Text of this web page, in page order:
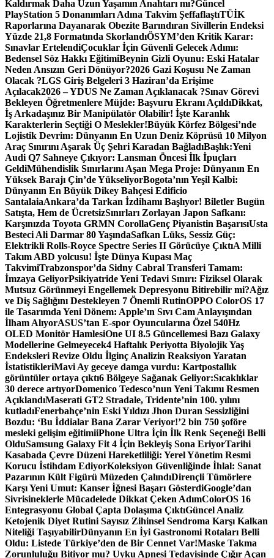
Kaldırmak Daha Uzun Yaşamın Anahtarı mı?Güncel
PlayStation 5 Donanımları Adına Takvim ŞeffaflaştıTÜİK
Raporlarına Dayanarak Obezite Barındıran Sivillerin Endeksi
Yüzde 21,8 Formatında SkorlandıÖSYM’den Kritik Karar:
Sınavlar ErtelendiÇocuklar İçin Güvenli Gelecek Adımı:
Bedensel Söz Hakkı EğitimiBeynin Gizli Oyunu: Eski Hatalar
Neden Ansızın Geri Dönüyor?2026 Gazi Koşusu Ne Zaman
Olacak ?LGS Giriş Belgeleri 3 Haziran’da Erişime
Açılacak2026 – YDUS Ne Zaman Açıklanacak ?Sınav Görevi
Bekleyen Öğretmenlere Müjde: Başvuru Ekranı AçıldıDikkat,
İş Arkadaşınız Bir Manipülatör Olabilir! İşte Karanlık
Karakterlerin Seçtiği O Meslekler!Büyük Körfez Bölgesi’nde
Lojistik Devrim: Dünyanın En Uzun Deniz Köprüsü 10 Milyon
Araç Sınırını Aşarak Üç Şehri Karadan BağladıBaşlık:Yeni
Audi Q7 Sahneye Çıkıyor: Lansman Öncesi İlk İpuçları
GeldiMühendislik Sınırlarını Aşan Mega Proje: Dünyanın En
Yüksek Barajı Çin’de YükseliyorBogota’nın Yeşil Kalbi:
Dünyanın En Büyük Dikey Bahçesi Edificio
SantalaiaAnkara’da Tarkan İzdihamı Başlıyor! Biletler Bugün
Satışta, Hem de ÜcretsizSınırları Zorlayan Japon Safkanı:
Karşınızda Toyota GRMN CorollaGenç Piyanistin BaşarısıUsta
Besteci Ali Darmar 80 YaşındaSafkan Lüks, Sessiz Güç:
Elektrikli Rolls-Royce Spectre Series II Görücüye ÇıktıA Milli
Takım ABD yolcusu! İşte Dünya Kupası Maç
TakvimiTrabzonspor’da Sidny Cabral Transferi Tamam:
İmzaya GeliyorPsikiyatride Yeni Tedavi Sınırı: Fiziksel Olarak
Mutsuz Görünmeyi Engellemek Depresyonu Bitirebilir mi?Ağız
ve Diş Sağlığını Destekleyen 7 Önemli RutinOPPO ColorOS 17
ile Tasarımda Yeni Dönem: Apple’ın Sıvı Cam Anlayışından
İlham AlıyorASUS’tan E-spor Oyuncularına Özel 540Hz
OLED Monitör HamlesiOne UI 8.5 Güncellemesi Bazı Galaxy
Modellerine Gelmeyecek4 Haftalık Periyotta Biyolojik Yaş
Endeksleri Revize Oldu İlginç Analizin Reaksiyon Yaratan
İstatistikleriMavi Ay geceye damga vurdu: Kartpostallık
görüntüler ortaya çıktı6 Bölgeye Sağanak Geliyor:Sıcaklıklar
30 derece artıyorDomenico Tedesco’nun Yeni Takımı Resmen
AçıklandıMaserati GT2 Stradale, Tridente’nin 100. yılını
kutladıFenerbahçe’nin Eski Yıldızı Jhon Duran Sessizliğini
Bozdu: ‘Bu İddialar Bana Zarar Veriyor!’2 bin 750 şoföre
mesleki gelişim eğitimiiPhone Ultra İçin İlk Renk Seçeneği Belli
OlduSamsung Galaxy Fit 4 İçin Bekleyiş Sona EriyorTarihi
Kasabada Çevre Düzeni Hareketliliği: Yerel Yönetim Resmi
Korucu İstihdam EdiyorKoleksiyon Güvenliğinde İhlal: Sanat
Pazarının Kült Figürü Müzeden ÇalındıDirençli Tümörlere
Karşı Yeni Umut: Kanser İğnesi Başarı GösterdiGoogle’dan
Sivrisineklerle Mücadelede Dikkat Çeken AdımColorOS 16
Entegrasyonu Global Çapta Dolaşıma ÇıktıGüncel Analiz
Ketojenik Diyet Rutini Sayısız Zihinsel Sendroma Karşı Kalkan
Niteliği TaşıyabilirDünyanın En İyi Gastronomi Rotaları Belli
Oldu: Listede Türkiye’den de Bir Cennet Var!Maske Takma
Zorunluluğu Bitiyor mu? Uyku Apnesi Tedavisinde Çığır Açan